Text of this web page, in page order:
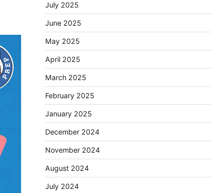
July 2025
June 2025
May 2025
April 2025
March 2025
February 2025
January 2025
December 2024
November 2024
August 2024
July 2024